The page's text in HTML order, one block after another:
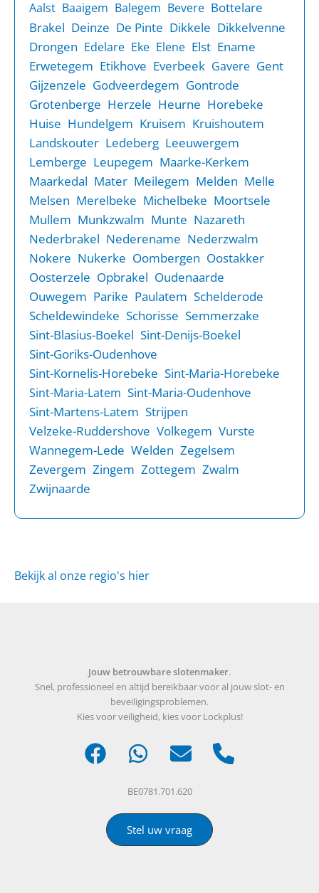
Aalst Baaigem Balegem Bevere Bottelare
Brakel Deinze De Pinte Dikkele Dikkelvenne
Drongen Edelare Eke Elene Elst Ename
Erwetegem Etikhove Everbeek Gavere Gent
Gijzenzele Godveerdegem Gontrode
Grotenberge Herzele Heurne Horebeke
Huise Hundelgem Kruisem Kruishoutem
Landskouter Ledeberg Leeuwergem
Lemberge Leupegem Maarke-Kerkem
Maarkedal Mater Meilegem Melden Melle
Melsen Merelbeke Michelbeke Moortsele
Mullem Munkzwalm Munte Nazareth
Nederbrakel Nederename Nederzwalm
Nokere Nukerke Oombergen Oostakker
Oosterzele Opbrakel Oudenaarde
Ouwegem Parike Paulatem Schelderode
Scheldewindeke Schorisse Semmerzake
Sint-Blasius-Boekel Sint-Denijs-Boekel
Sint-Goriks-Oudenhove
Sint-Kornelis-Horebeke Sint-Maria-Horebeke
Sint-Maria-Latem Sint-Maria-Oudenhove
Sint-Martens-Latem Strijpen
Velzeke-Ruddershove Volkegem Vurste
Wannegem-Lede Welden Zegelsem
Zevergem Zingem Zottegem Zwalm
Zwijnaarde
Bekijk al onze regio's hier
Jouw betrouwbare slotenmaker.
Snel, professioneel en altijd bereikbaar voor al jouw slot- en
beveiligingsproblemen.
Kies voor veiligheid, kies voor Lockplus!
BE0781.701.620
Stel uw vraag